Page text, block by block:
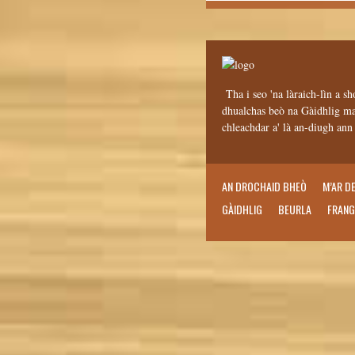
Tha i seo 'na làraich-lìn a
dhualchas beò na Gàidhlig
chleachdar a' là an-diugh
AN DROCHAID BHEÒ
M’AR
GÀIDHLIG
BEURLA